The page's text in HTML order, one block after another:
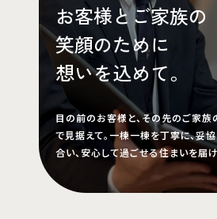
お客様とご家族の
笑顔のために
想いを込めて。
目の前のお客様と、その先のご家族
で見据えて。一棟一棟を丁寧に、妥
合い、安心して過ごせる住まいを届け